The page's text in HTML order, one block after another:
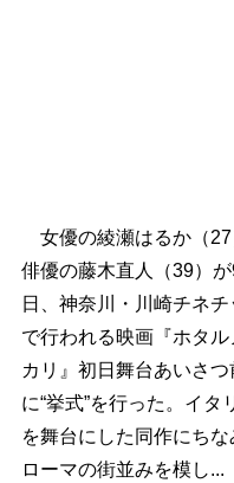
女優の綾瀬はるか（27
俳優の藤木直人（39）
日、神奈川・川崎チネチ
で行われる映画『ホタル
カリ』初日舞台あいさつ
に“挙式”を行った。イタ
を舞台にした同作にちな
ローマの街並みを模し...